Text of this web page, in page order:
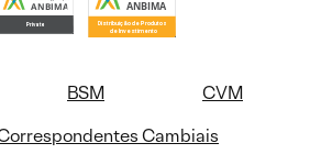
BSM
CVM
Cambiais